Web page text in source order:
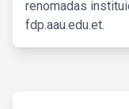
renomadas
fdp.aau.edu.et.